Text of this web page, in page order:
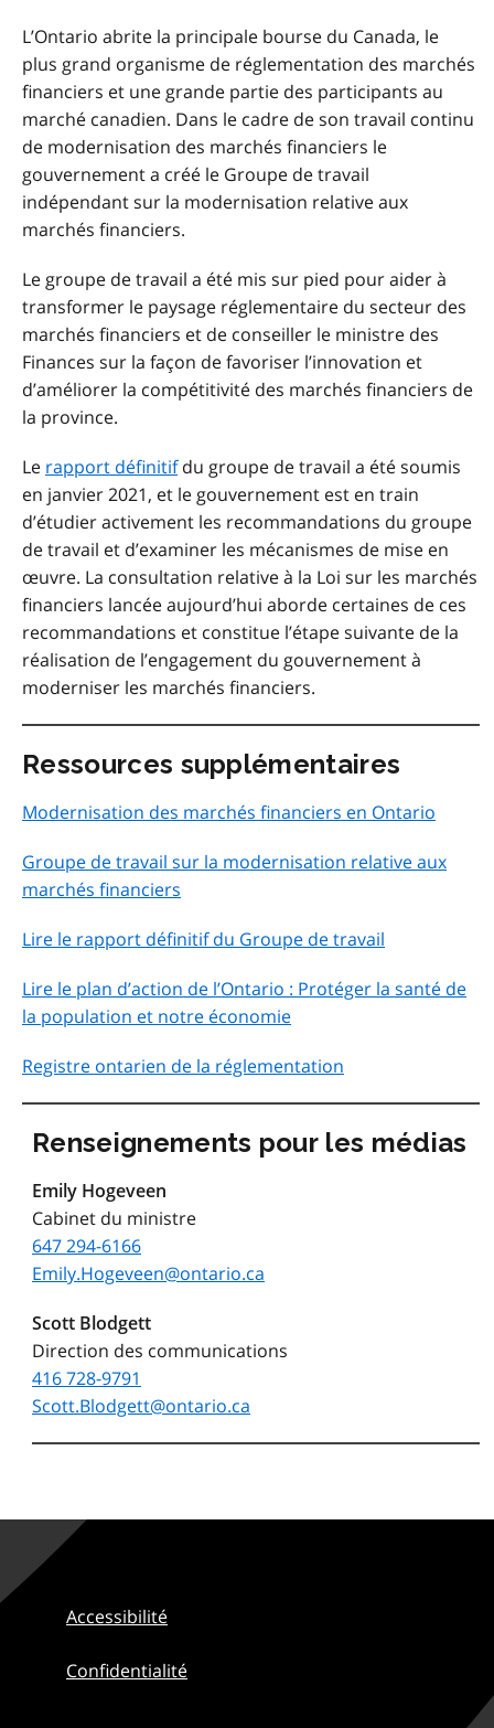
L’Ontario abrite la principale bourse du Canada, le
plus grand organisme de réglementation des marchés
financiers et une grande partie des participants au
marché canadien. Dans le cadre de son travail continu
de modernisation des marchés financiers le
gouvernement a créé le Groupe de travail
indépendant sur la modernisation relative aux
marchés financiers.
Le groupe de travail a été mis sur pied pour aider à
transformer le paysage réglementaire du secteur des
marchés financiers et de conseiller le ministre des
Finances sur la façon de favoriser l’innovation et
d’améliorer la compétitivité des marchés financiers de
la province.
Le rapport définitifdu groupe de travail a été soumis
en janvier 2021, et le gouvernement est en train
d’étudier activement les recommandations du groupe
de travail et d’examiner les mécanismes de mise en
œuvre. La consultation relative à la Loi sur les marchés
financiers lancée aujourd’hui aborde certaines de ces
recommandations et constitue l’étape suivante de la
réalisation de l’engagement du gouvernement à
moderniser les marchés financiers.
Ressources supplémentaires
Modernisation des marchés financiers en Ontario
Groupe de travail sur la modernisation relative aux
marchés financiers
Lire le rapport définitif du Groupe de travail
Lire le plan d’action de l’Ontario : Protéger la santé de
la population et notre économie
Registre ontarien de la réglementation
Renseignements pour les médias
Emily Hogeveen
Cabinet du ministre
647 294-6166
Emily.Hogeveen@ontario.ca
Scott Blodgett
Direction des communications
416 728-9791
Scott.Blodgett@ontario.ca
Accessibilité
Confidentialité